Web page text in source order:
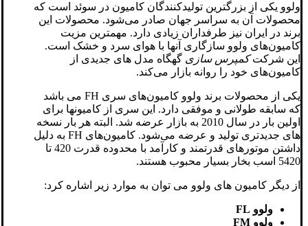
ولوو یکی از بزرگترین تولیدکنندگان کامیون در سوئد است که
محصولات آن به سراسر جهان صادر می‌شود. محصولات این
برند در ایران نیز طرفداران زیادی دارد. مهمترین مزیت
کامیون‌های ولوو سازگاری آنها با هوای سرد و خشک است.
این شرکتکمپرس سازی گهگاه مدل های جدیدی از
کامیون‌های خود را روانه بازار می‌کند.
یکی از محصولات برند ولوو کامیون‌های سری FH می باشد
که سابقه طولانی و موفقی دارد. این سری از کامیونها برای
اولین بار در سال 2010 به بازار عرضه شد. البته هر بار نسخه
های جدیدتری تولید و عرضه می‌شود. کامیون‌های FH به دلیل
داشتن موتورهای قدرتمند و کارآمد با محدوده قدرت 420 تا
5420 اسب بخار بسیار محبوب هستند.
از دیگر کامیون های ولوو می توان به موارد زیر اشاره کرد:
ولوو FL
ولوو FM